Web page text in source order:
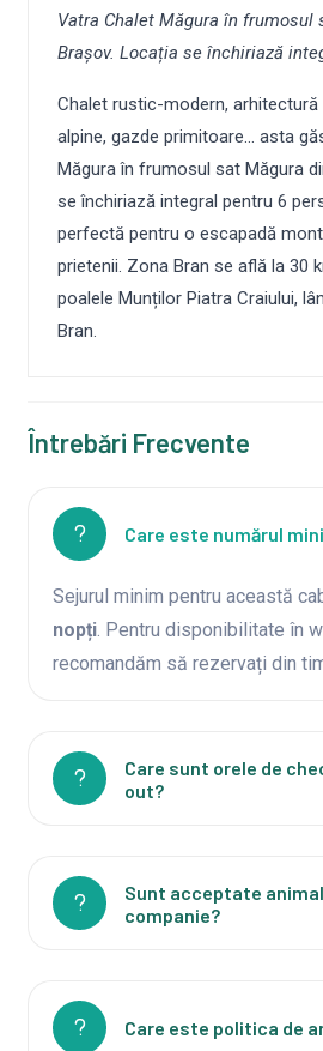
Vatra Chalet Măgura în frumosul
Brașov. Locația se închiriază
Chalet rustic-modern, arhitectură
alpine, gazde primitoare… asta
Măgura în frumosul sat Măgura
se închiriază integral pentru 6
perfectă pentru o escapadă
prietenii. Zona Bran se află la 30
poalele Munților Piatra Craiului,
Bran.
Întrebări Frecvente
Care este numărul
Sejurul minim pentru această
nopți. Pentru disponibilitate în
recomandăm să rezervați din
Care sunt orele de
out?
Sunt acceptate
companie?
Care este politica de